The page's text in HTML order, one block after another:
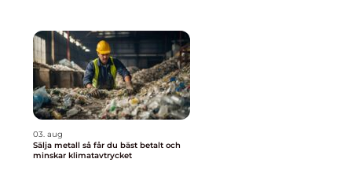
03. aug
Sälja metall så får du bäst betalt och
minskar klimatavtrycket